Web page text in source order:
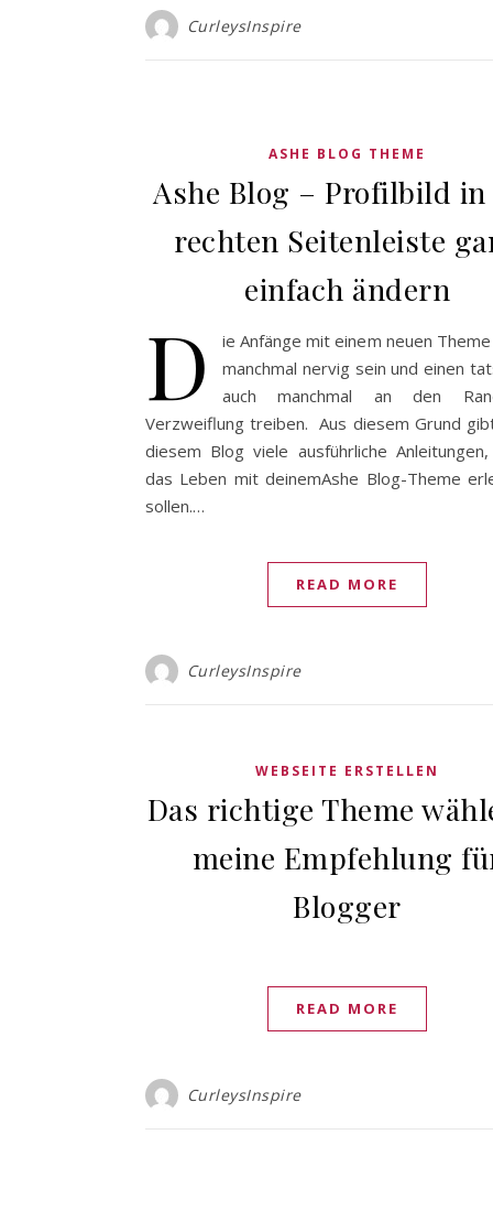
CurleysInspire
ASHE BLOG THEME
Ashe Blog – Profilbild
rechten Seitenleiste
einfach ändern
D
ie Anfänge mit einem neuen
manchmal nervig sein und einen
auch manchmal an den
Verzweiflung treiben. Aus diesem Grund
diesem Blog viele ausführliche
das Leben mit deinemAshe Blog-Theme
sollen.…
READ MORE
CurleysInspire
WEBSEITE ERSTELLEN
Das richtige Theme
meine Empfehlung
Blogger
READ MORE
CurleysInspire